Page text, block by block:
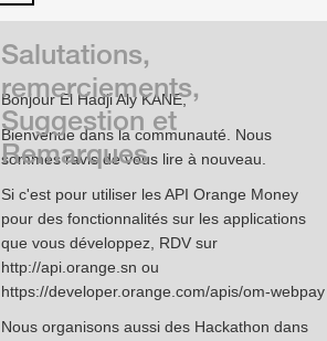
Bonjour El Hadji Aly KANE,
Bienvenue dans la communauté. Nous
sommes ravis de vous lire à nouveau.
Si c'est pour utiliser les API Orange Money
pour des fonctionnalités sur les applications
que vous développez, RDV sur
http://api.orange.sn ou
https://developer.orange.com/apis/om-webpay
Nous organisons aussi des Hackathon dans
Salutations,
remerciements,
Suggestion et
Remarques